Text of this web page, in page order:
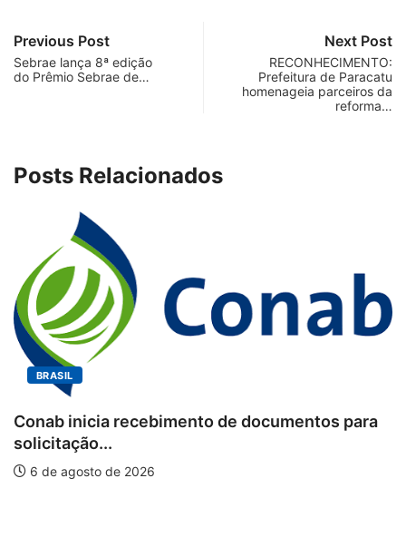
Previous Post
Sebrae lança 8ª edição
do Prêmio Sebrae de…
Next Post
RECONHECIMENTO:
Prefeitura de Paracatu
homenageia parceiros da
reforma…
Posts Relacionados
BRASIL
Conab inicia recebimento de documentos para
solicitação...
6 de agosto de 2026